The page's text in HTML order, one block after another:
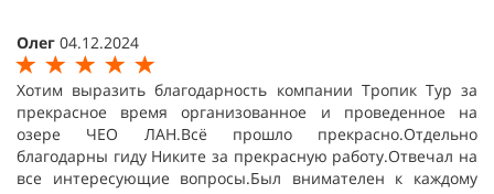
Олег 04.12.2024
Хотим выразить благодарность компании Тропик Тур за
прекрасное время организованное и проведенное на
озере ЧЕО ЛАН.Всё прошло прекрасно.Отдельно
благодарны гиду Никите за прекрасную работу.Отвечал на
все интересующие вопросы.Был внимателен к каждому